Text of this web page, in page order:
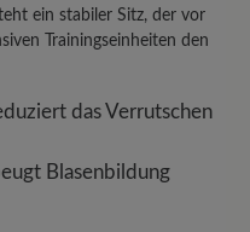
ein stabiler Sitz, der vor
Trainingseinheiten den
das Verrutschen
Blasenbildung